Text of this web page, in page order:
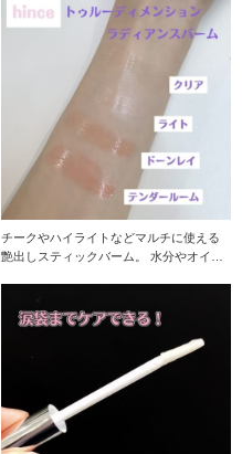
チークやハイライトなどマルチに使える
艶出しスティックバーム。 水分やオイル